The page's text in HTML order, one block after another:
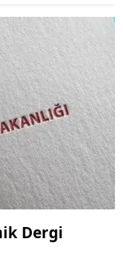
Yozgat
Zonguldak
Aksaray
Bayburt
Karaman
Kırıkkale
Batman
Dergi